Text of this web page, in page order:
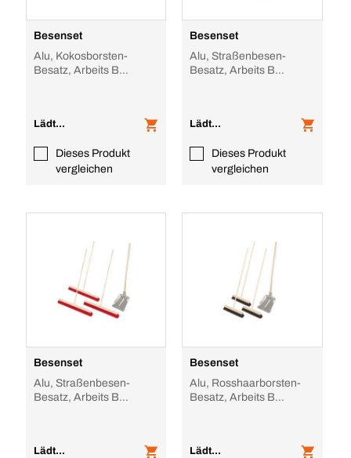
Besenset
Alu, Kokosborsten-
Besatz, Arbeits B
Lädt...
Dieses Produkt
vergleichen
Besenset
Alu, Straßenbesen-
Besatz, Arbeits B
Lädt...
Dieses Produkt
vergleichen
Besenset
Alu, Straßenbesen-
Besatz, Arbeits B
Lädt...
Besenset
Alu, Rosshaarborsten-
Besatz, Arbeits B
Lädt...